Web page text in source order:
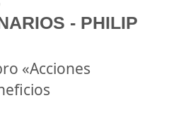
- PHILIP
«Acciones